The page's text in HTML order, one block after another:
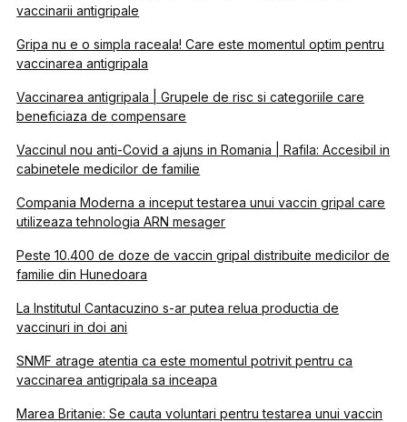
vaccinarii antigripale
Gripa nu e o simpla raceala! Care este momentul optim pentru
vaccinarea antigripala
Vaccinarea antigripala | Grupele de risc si categoriile care
beneficiaza de compensare
Vaccinul nou anti-Covid a ajuns in Romania | Rafila: Accesibil in
cabinetele medicilor de familie
Compania Moderna a inceput testarea unui vaccin gripal care
utilizeaza tehnologia ARN mesager
Peste 10.400 de doze de vaccin gripal distribuite medicilor de
familie din Hunedoara
La Institutul Cantacuzino s-ar putea relua productia de
vaccinuri in doi ani
SNMF atrage atentia ca este momentul potrivit pentru ca
vaccinarea antigripala sa inceapa
Marea Britanie: Se cauta voluntari pentru testarea unui vaccin